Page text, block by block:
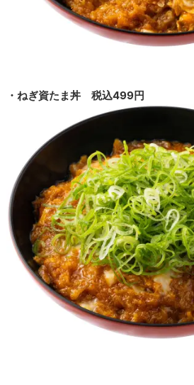
・ねぎ資たま丼 税込499円